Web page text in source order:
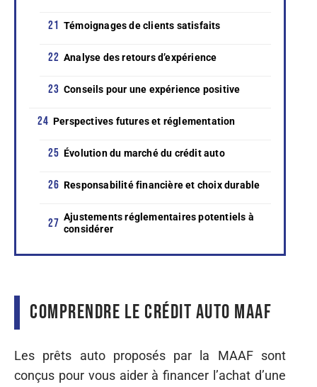
Témoignages de clients satisfaits
Analyse des retours d’expérience
Conseils pour une expérience positive
Perspectives futures et réglementation
Évolution du marché du crédit auto
Responsabilité financière et choix durable
Ajustements réglementaires potentiels à
considérer
Comprendre le crédit auto MAAF
Les prêts auto proposés par la MAAF sont
conçus pour vous aider à financer l’achat d’une